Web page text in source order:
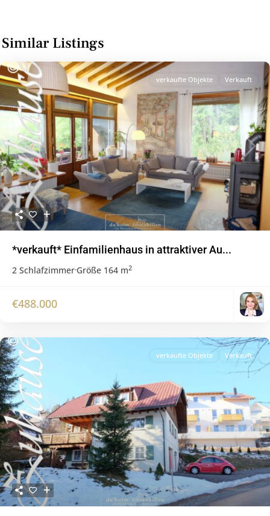
Similar Listings
Previous Next
verkaufte Objekte Verkauft
*verkauft* Einfamilienhaus in attraktiver Au...
2 Schlafzimmer·Größe 164 m2
€488.000
Previous Next
verkaufte Objekte Verkauft